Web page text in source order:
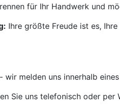
für Ihr Handwerk und
Ihre größte Freude ist es,
- wir melden uns innerhalb
Sie uns telefonisch oder per